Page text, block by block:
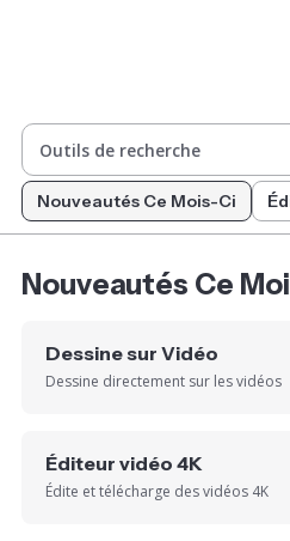
Outils de recherche
Nouveautés Ce Mois-Ci
Nouveautés Ce
Dessine sur Vidéo
Dessine directement sur les vidéos
Éditeur vidéo 4K
Édite et télécharge des vidéos 4K